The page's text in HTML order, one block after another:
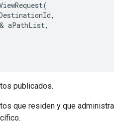
(
,
& aPathList,
publicados.
que residen y que administra